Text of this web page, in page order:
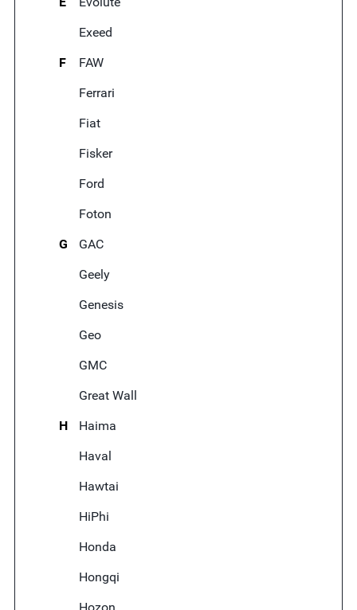
Exeed
F
FAW
Ferrari
Fiat
Fisker
Ford
Foton
G
GAC
Geely
Genesis
Geo
GMC
Great Wall
H
Haima
Haval
Hawtai
HiPhi
Honda
Hongqi
Hozon